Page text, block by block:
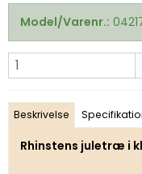
Model/Varenr.:
Beskrivelse
Rhinstens juletræ i